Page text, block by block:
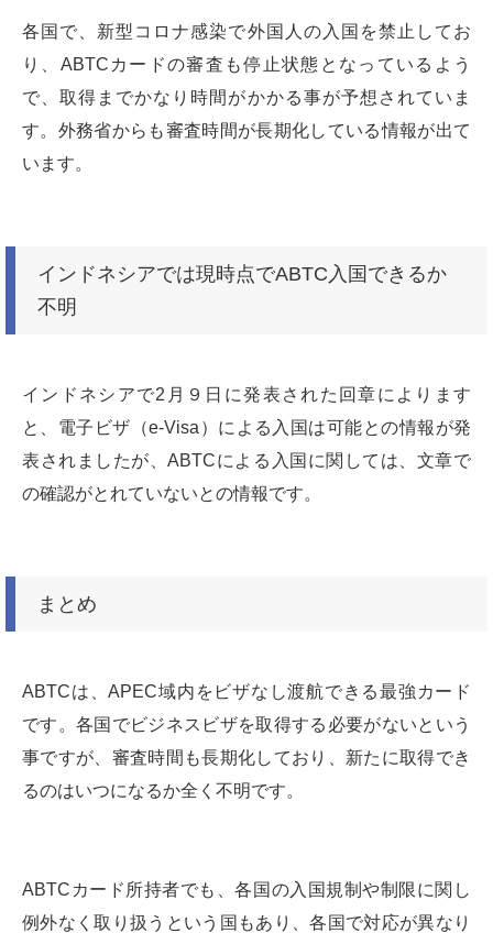
各国で、新型コロナ感染で外国人の入国を禁止してお
り、ABTCカードの審査も停止状態となっているよう
で、取得までかなり時間がかかる事が予想されていま
す。外務省からも審査時間が長期化している情報が出て
います。
インドネシアでは現時点でABTC入国できるか
不明
インドネシアで2月９日に発表された回章によります
と、電子ビザ（e-Visa）による入国は可能との情報が発
表されましたが、ABTCによる入国に関しては、文章で
の確認がとれていないとの情報です。
まとめ
ABTCは、APEC域内をビザなし渡航できる最強カード
です。各国でビジネスビザを取得する必要がないという
事ですが、審査時間も長期化しており、新たに取得でき
るのはいつになるか全く不明です。
ABTCカード所持者でも、各国の入国規制や制限に関し
例外なく取り扱うという国もあり、各国で対応が異なり